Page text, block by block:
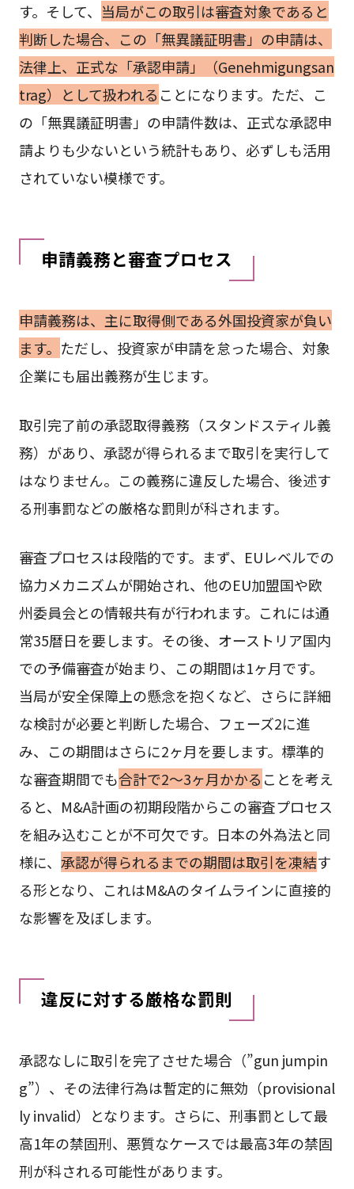
す。そして、 当局がこの取引は審査対象であると
判断した場合、この「無異議証明書」の申請は、
法律上、正式な「承認申請」（Genehmigungsan
trag）として扱われる ことになります。ただ、こ
の「無異議証明書」の申請件数は、正式な承認申
請よりも少ないという統計もあり、必ずしも活用
されていない模様です。
申請義務と審査プロセス
申請義務は、主に取得側である外国投資家が負い
ます。 ただし、投資家が申請を怠った場合、対象
企業にも届出義務が生じます。
取引完了前の承認取得義務（スタンドスティル義
務）があり、承認が得られるまで取引を実行して
はなりません。この義務に違反した場合、後述す
る刑事罰などの厳格な罰則が科されます。
審査プロセスは段階的です。まず、EUレベルでの
協力メカニズムが開始され、他のEU加盟国や欧
州委員会との情報共有が行われます。これには通
常35暦日を要します。その後、オーストリア国内
での予備審査が始まり、この期間は1ヶ月です。
当局が安全保障上の懸念を抱くなど、さらに詳細
な検討が必要と判断した場合、フェーズ2に進
み、この期間はさらに2ヶ月を要します。標準的
な審査期間でも合計で2〜3ヶ月かかる ことを考え
ると、M&A計画の初期段階からこの審査プロセス
を組み込むことが不可欠です。日本の外為法と同
様に、 承認が得られるまでの期間は取引を凍結す
る形となり、これはM&Aのタイムラインに直接的
な影響を及ぼします。
違反に対する厳格な罰則
承認なしに取引を完了させた場合（”gun jumpin
g”）、その法律行為は暫定的に無効（provisional
ly invalid）となります。さらに、刑事罰として最
高1年の禁固刑、悪質なケースでは最高3年の禁固
刑が科される可能性があります。